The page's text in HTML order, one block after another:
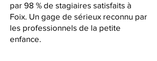
par 98 % de stagiaires satisfaits à
Foix. Un gage de sérieux reconnu par
les professionnels de la petite
enfance.